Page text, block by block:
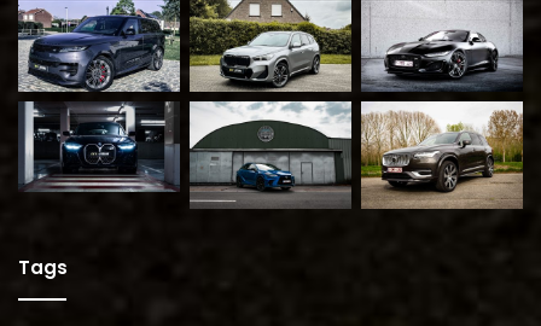
Tags